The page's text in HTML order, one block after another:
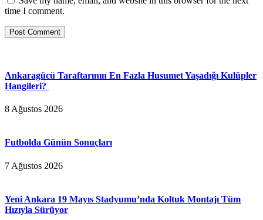
time I comment.
Ankaragücü Taraftarının En Fazla Husumet Yaşadığı Kulüpler
Hangileri?
8 Ağustos 2026
Futbolda Günün Sonuçları
7 Ağustos 2026
Yeni Ankara 19 Mayıs Stadyumu’nda Koltuk Montajı Tüm
Hızıyla Sürüyor